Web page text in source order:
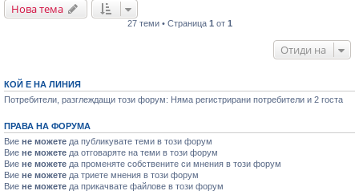
Нова тема
27 теми • Страница 1 от 1
Отиди на
КОЙ Е НА ЛИНИЯ
Потребители, разглеждащи този форум: Няма регистрирани потребители и 2 госта
ПРАВА НА ФОРУМА
Вие не можете да публикувате теми в този форум
Вие не можете да отговаряте на теми в този форум
Вие не можете да променяте собствените си мнения в този форум
Вие не можете да триете мнения в този форум
Вие не можете да прикачвате файлове в този форум